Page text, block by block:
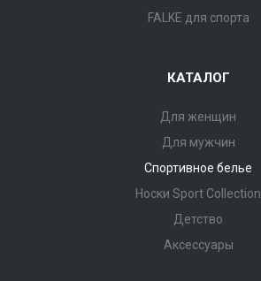
FALKE для спорта
КАТАЛОГ
Для женщин
Для мужчин
Спортивное белье
Носки Sport Collection
Детство
Аксессуары